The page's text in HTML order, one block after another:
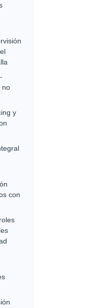
no
y
con